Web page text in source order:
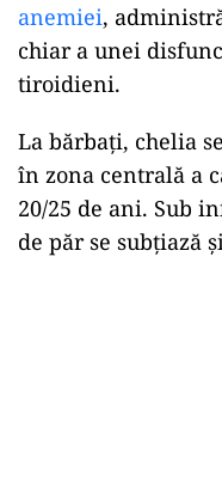
anemiei,
chiar a unei
tiroidieni.
La bărbați, chelia
în zona centrală a
20/25 de ani. Sub
de păr se subțiază